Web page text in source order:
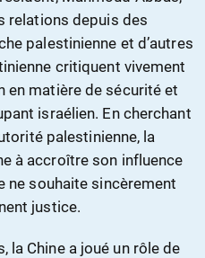
relations depuis des
palestinienne et d’autres
critiquent vivement
en matière de sécurité et
israélien. En cherchant
palestinienne, la
à accroître son influence
ne souhaite sincèrement
justice.
la Chine a joué un rôle de